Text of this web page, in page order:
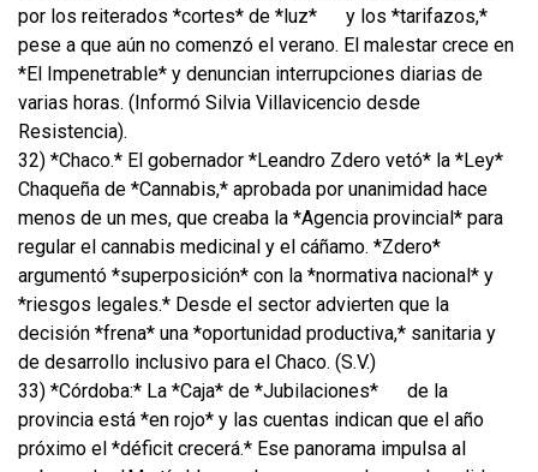
por los reiterados *cortes* de *luz*
y los *tarifazos,*
pese a que aún no comenzó el verano. El malestar crece en
*El Impenetrable* y denuncian interrupciones diarias de
varias horas. (Informó Silvia Villavicencio desde
Resistencia).
32) *Chaco.* El gobernador *Leandro Zdero vetó* la *Ley*
Chaqueña de *Cannabis,* aprobada por unanimidad hace
menos de un mes, que creaba la *Agencia provincial* para
regular el cannabis medicinal y el cáñamo. *Zdero*
argumentó *superposición* con la *normativa nacional* y
*riesgos legales.* Desde el sector advierten que la
decisión *frena* una *oportunidad productiva,* sanitaria y
de desarrollo inclusivo para el Chaco. (S.V.)
33) *Córdoba:* La *Caja* de *Jubilaciones*
de la
provincia está *en rojo* y las cuentas indican que el año
próximo el *déficit crecerá.* Ese panorama impulsa al